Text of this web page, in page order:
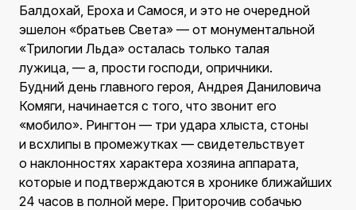
Балдохай, Ероха и Самося, и это не очередной
эшелон «братьев Света» — от монументальной
«Трилогии Льда» осталась только талая
лужица, — а, прости господи, опричники.
Будний день главного героя, Андрея Даниловича
Комяги, начинается с того, что звонит его
«мобило». Рингтон — три удара хлыста, стоны
и всхлипы в промежутках — свидетельствует
о наклонностях характера хозяина аппарата,
которые и подтверждаются в хронике ближайших
24 часов в полной мере. Приторочив собачью